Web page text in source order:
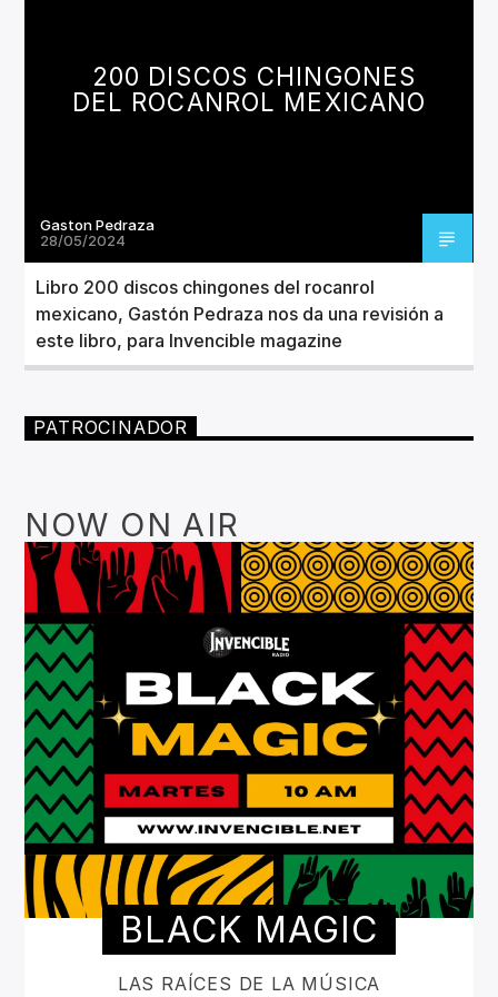
ARTISTA
Invencible Radio
200 DISCOS CHINGONES
DEL ROCANROL MEXICANO
Gaston Pedraza
28/05/2024
Libro 200 discos chingones del rocanrol
mexicano, Gastón Pedraza nos da una revisión a
este libro, para Invencible magazine
PATROCINADOR
NOW ON AIR
BLACK MAGIC
LAS RAÍCES DE LA MÚSICA